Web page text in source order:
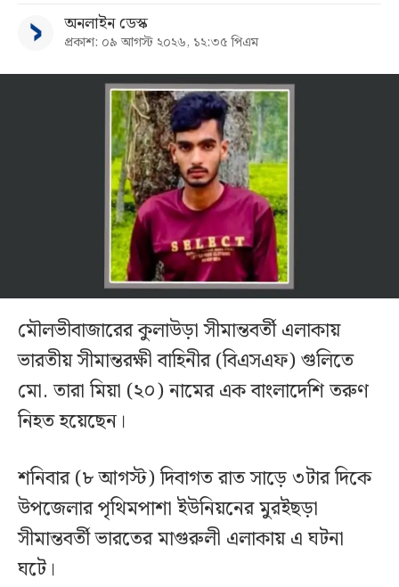
অনলাইন ডেস্ক
প্রকাশ: ০৯ আগস্ট ২০২৬, ১২:৩৫ পিএম
মৌলভীবাজারের কুলাউড়া সীমান্তবর্তী এলাকায়
ভারতীয় সীমান্তরক্ষী বাহিনীর (বিএসএফ) গুলিতে
মো. তারা মিয়া (২০) নামের এক বাংলাদেশি তরুণ
নিহত হয়েছেন।
শনিবার (৮ আগস্ট) দিবাগত রাত সাড়ে ৩টার দিকে
উপজেলার পৃথিমপাশা ইউনিয়নের মুরইছড়া
সীমান্তবর্তী ভারতের মাগুরুলী এলাকায় এ ঘটনা
ঘটে।